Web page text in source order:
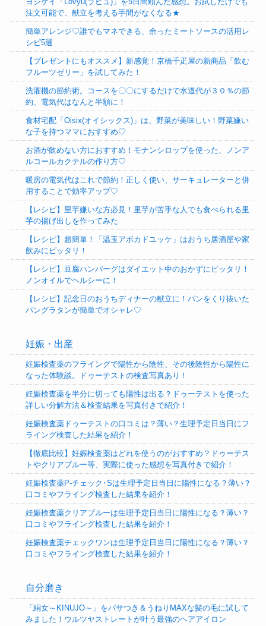
注文可能で、献立を考える手間がなくなる★
簡単アレンジ♡誰でもマネできる、余ったミートソースの活用レ
シピ5選
【プレゼントにもオススメ】新感覚！京橋千疋屋の新商品「飲む
フルーツゼリー」を試してみた！
洗濯機の節約術。コースを〇〇にするだけで水道代が３０％の節
約、電気代はなんと半額に！
食材宅配「Oisix(オイシックス)」は、野菜が美味しい！野菜嫌い
な子を持つママにおすすめ♡
お酒が飲めない方におすすめ！モナンシロップを使った、ノンア
ルコールカクテルの作り方♡
暖房の電気代はこれで節約！正しく使い、サーキュレーターと併
用することで効率アップ♡
【レシピ】里芋嫌いな方必見！里芋が苦手な人でも食べられる里
芋の揚げ出しを作ってみた
【レシピ】超簡単！「温玉アボカドユッケ」はおうち居酒屋や家
飲みにピッタリ！
【レシピ】豆腐ハンバーグはダイエット中のおかずにピッタリ！
ノンオイルでヘルシーに！
【レシピ】記念日のおうちディナーの献立に！パンをくり抜いた
パングラタンが簡単でオシャレ♡
妊娠・出産
妊娠検査薬のフライングで陽性から陰性、その後陰性から陽性に
なった体験談。ドゥーテストの検査写真あり！
妊娠検査薬を半分に切っても陽性は出る？ドゥーテストを使った
詳しい分解方法＆検査結果を写真付きで紹介！
妊娠検査薬ドゥーテストの口コミは？薄い？生理予定日当日にフ
ライング検査した結果を紹介！
【徹底比較】妊娠検査薬はどれを使うのがおすすめ？ドゥーテス
トやクリアブルー等、実際に使った感想を写真付きで紹介！
妊娠検査薬P-チェック･Sは生理予定日当日に陽性になる？薄い？
口コミやフライング検査した結果を紹介！
妊娠検査薬クリアブルーは生理予定日当日に陽性になる？薄い？
口コミやフライング検査した結果を紹介！
妊娠検査薬チェックワンは生理予定日当日に陽性になる？薄い？
口コミやフライング検査した結果を紹介！
自分磨き
「絹女～KINUJO～」をパサつき＆うねりMAXな髪の毛に試して
みました！ウルツヤストレートが叶う最強のヘアアイロン